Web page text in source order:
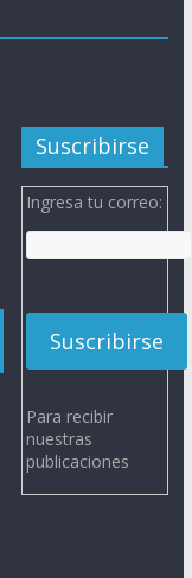
Suscribirse
Ingresa tu correo:
Para recibir
nuestras
publicaciones